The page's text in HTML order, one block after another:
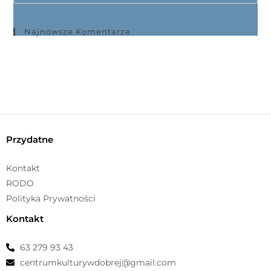
Najnowsze Komentarze
Przydatne
Kontakt
RODO
Polityka Prywatności
Kontakt
63 279 93 43
centrumkulturywdobrej@gmail.com